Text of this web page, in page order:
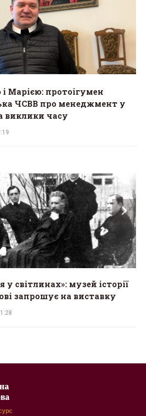
Марією: протоігумен
ЧСВВ про менеджмент у
виклики часу
у світлинах»: музей історії
запрошує на виставку